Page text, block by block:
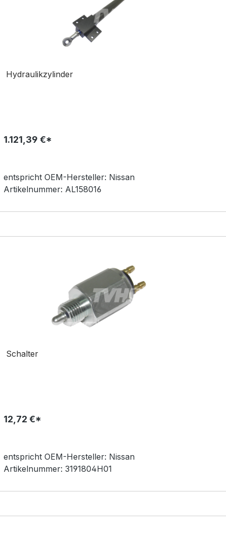
Hydraulikzylinder
1.121,39 €*
entspricht OEM-Hersteller: Nissan
Artikelnummer: AL158016
Schalter
12,72 €*
entspricht OEM-Hersteller: Nissan
Artikelnummer: 3191804H01